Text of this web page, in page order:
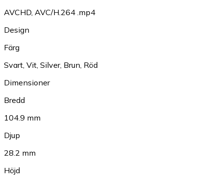
AVCHD AVC/H.264 .mp4
Design
Färg
Svart Vit Silver, Brun Röd
Dimensioner
Bredd
104.9 mm
Djup
28.2 mm
Höjd